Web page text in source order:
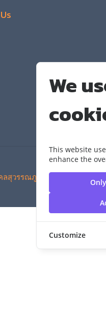
We
This website
enhance the
Customize
สุวรรณภูมิ